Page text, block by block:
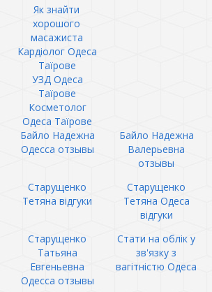
Як знайти
хорошого
масажиста
Кардіолог Одеса
Таїрове
УЗД Одеса
Таїрове
Косметолог
Одеса Таїрове
Байло Надежна
Одесса отзывы
Байло Надежна
Валерьевна
отзывы
Старущенко
Тетяна відгуки
Старущенко
Тетяна Одеса
відгуки
Старущенко
Татьяна
Евгеньевна
Одесса отзывы
Стати на облік у
зв'язку з
вагітністю Одеса